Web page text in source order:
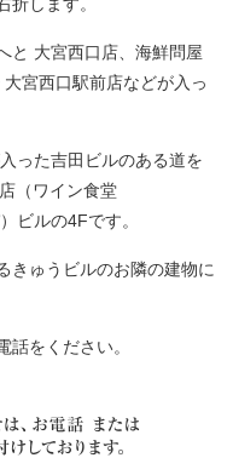
折します。
と 大宮西口店、海鮮問屋
宮西口駅前店などが入っ
った吉田ビルのある道を
（ワイン食堂
ビルの4Fです。
きゅうビルのお隣の建物に
話をください。